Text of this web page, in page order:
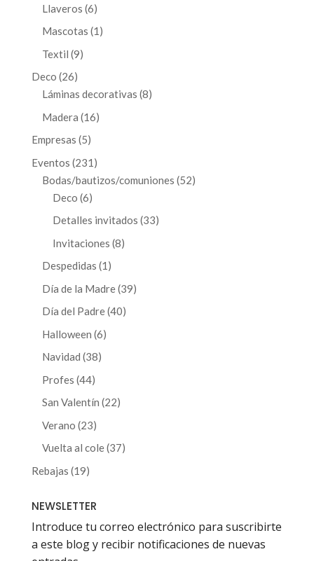
Llaveros 66
productos
Mascotas 1 1
Textil 99
Deco 2626
productos
Láminas decorativas 88
Madera 1616
Empresas 55
productos
Eventos 231 231
productos
Bodas/bautizos/comuniones 5252
Deco 66
productos
Detalles invitados 3333
Invitaciones 88
Despedidas 1 1
producto
Día de la Madre 3939
Día del Padre 4040
Halloween 66
Navidad 3838
Profes 4444
productos
San Valentín 2222
Verano 2323
productos
Vuelta al cole 3737
Rebajas 1919
NEWSLETTER